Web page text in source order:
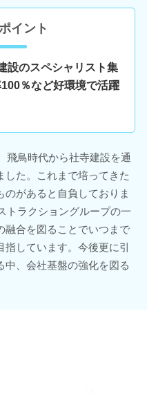
イント
設のスペシャリスト集
％など好環境で活躍
飛鳥時代から社寺建設を通
した。これまで培ってきた
があると自負しておりま
トラクショングループの一
融合を図ることでいつまで
指しています。今後更に引
中、会社基盤の強化を図る